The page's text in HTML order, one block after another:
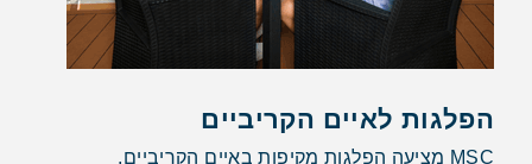
הפלגות לאיים הקריביים
MSC מציעה הפלגות מקיפות באיים הקריביים,